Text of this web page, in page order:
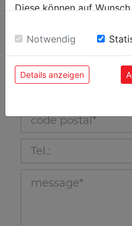
pays_40
Tel.:_336
message_13
Diese können auf
Einwilligung zu unseren
Notwendig
Details anzeigen